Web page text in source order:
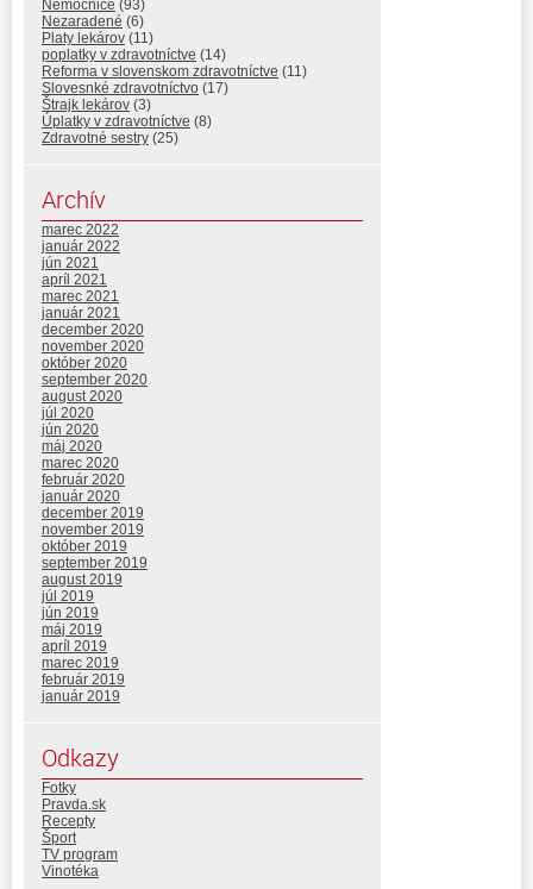
Nemocnice (93)
Nezaradené (6)
Platy lekárov (11)
poplatky v zdravotníctve (14)
Reforma v slovenskom zdravotníctve (11)
Slovesnké zdravotníctvo (17)
Štrajk lekárov (3)
Úplatky v zdravotníctve (8)
Zdravotné sestry (25)
Archív
marec 2022
január 2022
jún 2021
apríl 2021
marec 2021
január 2021
december 2020
november 2020
október 2020
september 2020
august 2020
júl 2020
jún 2020
máj 2020
marec 2020
február 2020
január 2020
december 2019
november 2019
október 2019
september 2019
august 2019
júl 2019
jún 2019
máj 2019
apríl 2019
marec 2019
február 2019
január 2019
Odkazy
Fotky
Pravda.sk
Recepty
Šport
TV program
Vinotéka